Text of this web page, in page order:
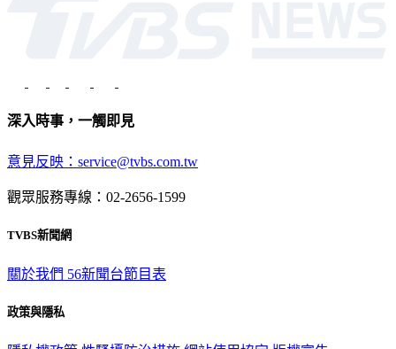
深入時事，一觸即見
意見反映：service@tvbs.com.tw
觀眾服務專線：02-2656-1599
TVBS新聞網
關於我們 56新聞台節目表
政策與隱私